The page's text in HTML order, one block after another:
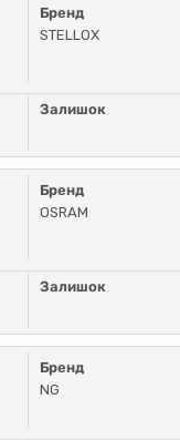
Бренд
STELLOX
Залишок
Бренд
OSRAM
Залишок
Бренд
NG